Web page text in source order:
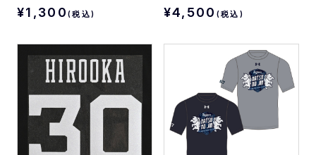
¥1,300 (税込) ¥4,500 (税込)